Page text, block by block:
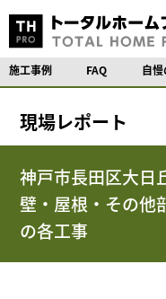
施工事例 FAQ 自
現場レポート
神戸市長田区大
壁・屋根・その他
の各工事